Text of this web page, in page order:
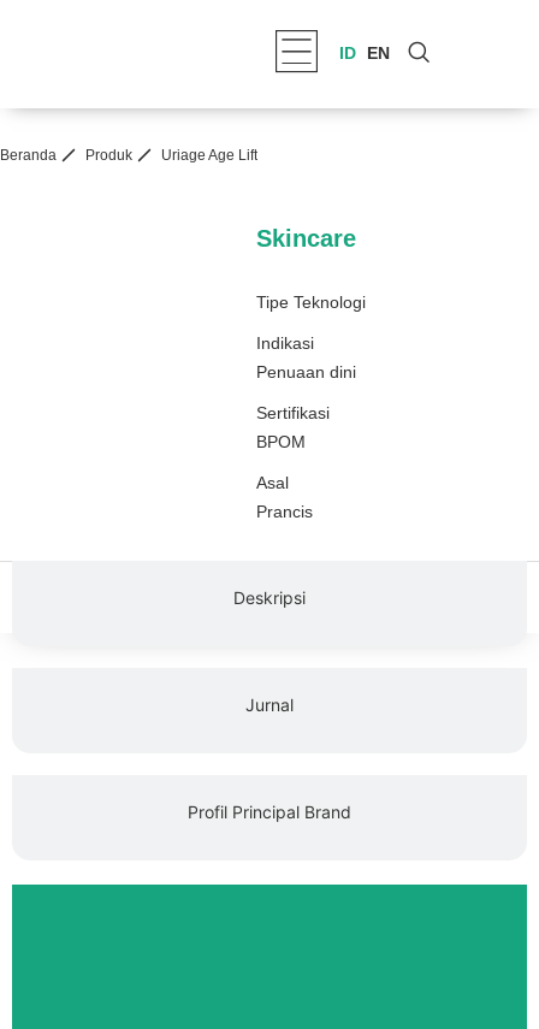
ID EN
Beranda Produk Uriage Age Lift
Skincare
Tipe Teknologi
Indikasi
Penuaan dini
Sertifikasi
BPOM
Asal
Prancis
Deskripsi
Jurnal
Profil Principal Brand